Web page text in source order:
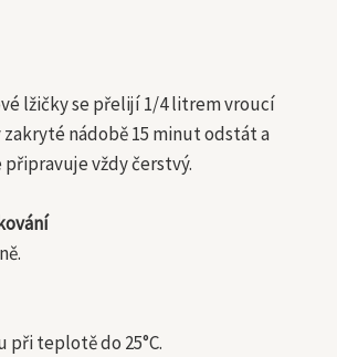
lžičky se přelijí 1/4 litrem vroucí
zakryté nádobě 15 minut odstát a
připravuje vždy čerstvý.
při teplotě do 25°C.